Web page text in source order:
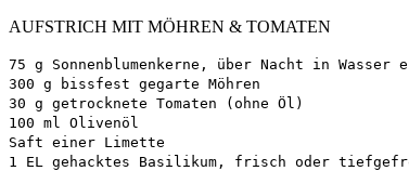
AUFSTRICH MIT MÖHREN & TOMATEN
75 g Sonnenblumenkerne, über Nacht in Wasser
300 g bissfest gegarte Möhren
30 g getrocknete Tomaten (ohne Öl)
100 ml Olivenöl
Saft einer Limette
1 EL gehacktes Basilikum, frisch oder